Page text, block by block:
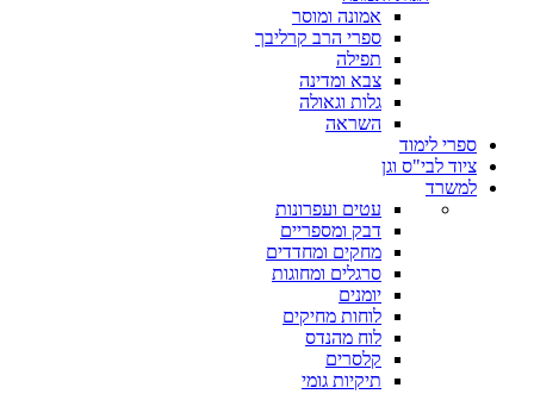
אמונה ומוסר
ספרי הרב קרליבך
תפילה
צבא ומדינה
גלות וגאולה
השראה
ספרי לימוד
ציוד לבי"ס וגן
למשרד
עטים ועפרונות
דבק ומספריים
מחקים ומחדדים
סרגלים ומחוגות
יומנים
לוחות מחיקים
לוח מהנדס
קלסרים
תיקיות גומי